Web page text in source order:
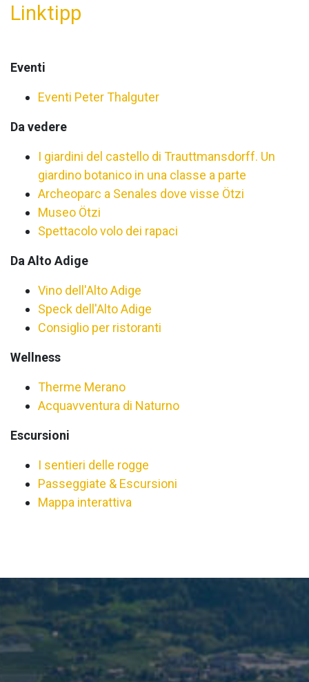
Linktipp
Eventi
Eventi Peter Thalguter
Da vedere
I giardini del castello di Trauttmansdorff. Un
giardino botanico in una classe a parte
Archeoparc a Senales dove visse Ötzi
Museo Ötzi
Spettacolo volo dei rapaci
Da Alto Adige
Vino dell'Alto Adige
Speck dell'Alto Adige
Consiglio per ristoranti
Wellness
Therme Merano
Acquavventura di Naturno
Escursioni
I sentieri delle rogge
Passeggiate & Escursioni
Mappa interattiva